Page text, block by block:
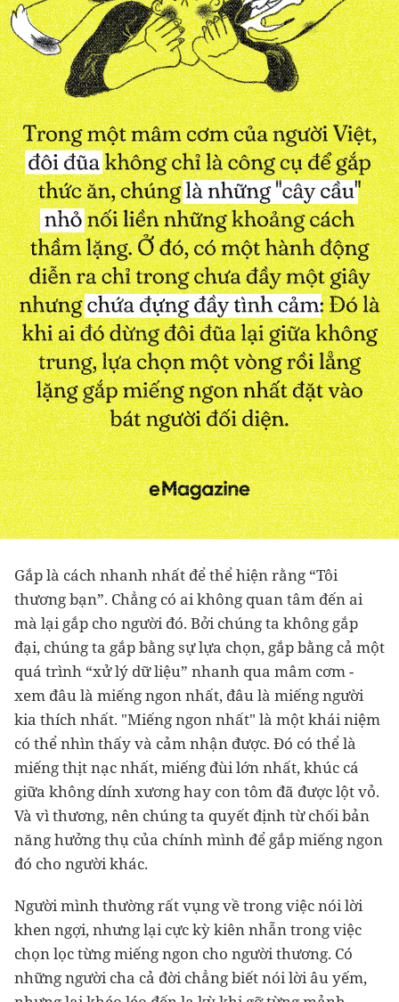
Gắp là cách nhanh nhất để thể hiện rằng “Tôi
thương bạn”. Chẳng có ai không quan tâm đến ai
mà lại gắp cho người đó. Bởi chúng ta không gắp
đại, chúng ta gắp bằng sự lựa chọn, gắp bằng cả một
quá trình “xử lý dữ liệu” nhanh qua mâm cơm -
xem đâu là miếng ngon nhất, đâu là miếng người
kia thích nhất. "Miếng ngon nhất" là một khái niệm
có thể nhìn thấy và cảm nhận được. Đó có thể là
miếng thịt nạc nhất, miếng đùi lớn nhất, khúc cá
giữa không dính xương hay con tôm đã được lột vỏ.
Và vì thương, nên chúng ta quyết định từ chối bản
năng hưởng thụ của chính mình để gắp miếng ngon
đó cho người khác.
Người mình thường rất vụng về trong việc nói lời
khen ngợi, nhưng lại cực kỳ kiên nhẫn trong việc
chọn lọc từng miếng ngon cho người thương. Có
những người cha cả đời chẳng biết nói lời âu yếm,